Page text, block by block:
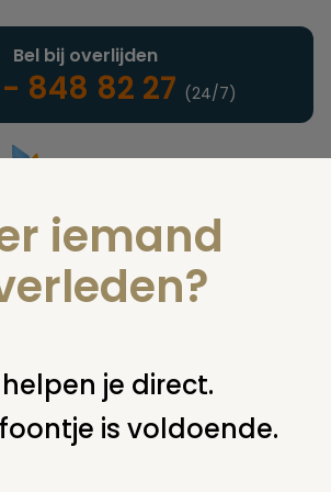
uitvaartonderneming
Bel bij overlijden
848 82 27 (24/7)
juridisch cremeren bijzetten of
as bijzetten laatste wil moeder
iemand
je direct.
is voldoende.